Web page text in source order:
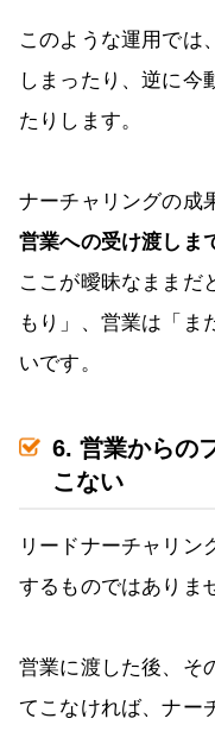
このような運用では
しまったり、逆に今
たりします。
ナーチャリングの成
営業への受け渡しま
ここが曖昧なままだ
もり」、営業は「ま
いです。
6. 営業からの
こない
リードナーチャリン
するものではありま
営業に渡した後、そ
てこなければ、ナー